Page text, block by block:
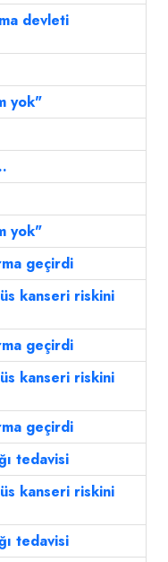
devleti
yok"
yok"
geçirdi
kanseri riskini
geçirdi
kanseri riskini
geçirdi
tedavisi
kanseri riskini
tedavisi